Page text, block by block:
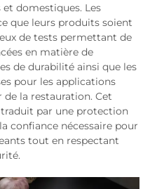
domestiques. Les
que leurs produits soient
de tests permettant de
en matière de
de durabilité ainsi que les
pour les applications
de la restauration. Cet
par une protection
confiance nécessaire pour
tout en respectant